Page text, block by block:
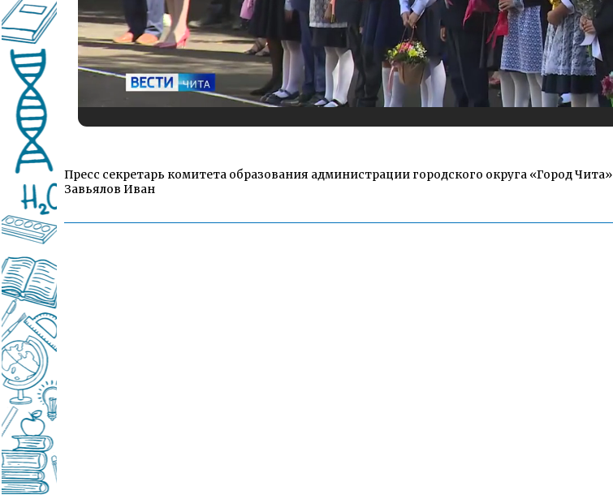
Пресс секретарь комитета образования администрации городского округа «Город Чита»
Завьялов Иван